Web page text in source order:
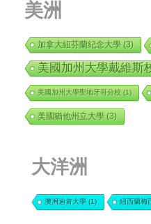
美洲
加拿大紐芬蘭紀念大學(3)
美國加州大學戴維斯
美國加州大學聖地牙哥分校 (1)
美國猶他州立大學(3)
大洋洲
澳洲迪肯大學(1) 紐西蘭梅